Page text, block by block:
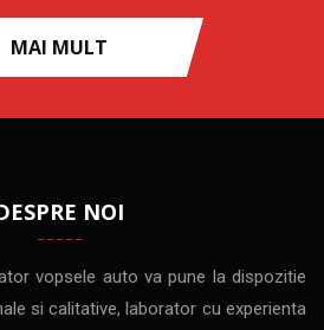
MAI MULT
NOI
vopsele auto va pune la dispozitie
si calitative, laborator cu experienta